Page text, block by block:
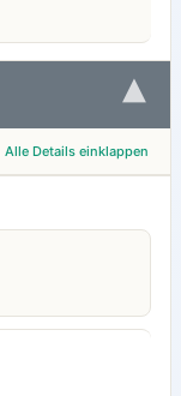
▾
Alle Details einklappen